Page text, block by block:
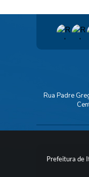
Prefeitura de
Rua Padre